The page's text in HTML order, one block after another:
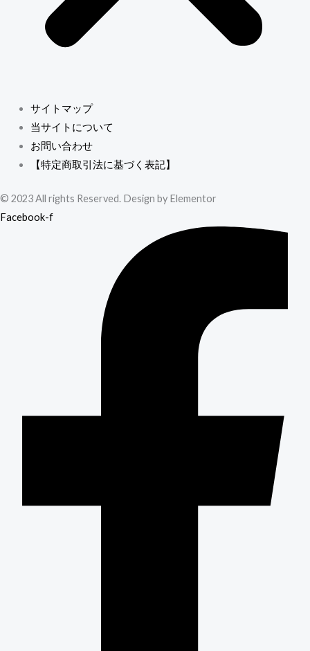
サイトマップ
当サイトについて
お問い合わせ
【特定商取引法に基づく表記】
© 2023 All rights Reserved. Design by Elementor
Facebook-f